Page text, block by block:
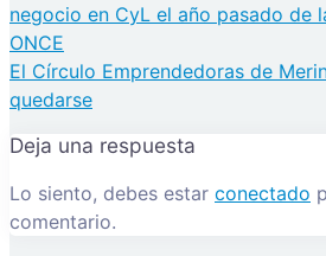
negocio en CyL el año pasado de
ONCE
El Círculo Emprendedoras de
quedarse
Deja una respuesta
Lo siento, debes estar conectado
comentario.